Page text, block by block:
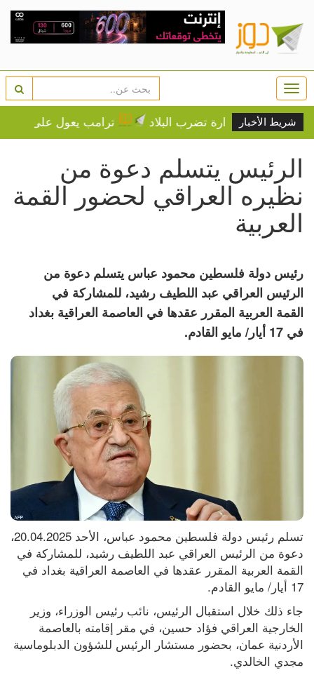
شريط الأخبار
الحرارة تضرب البلاد ترامب يعول على الضغوط
الرئيس يتسلم دعوة من
نظيره العراقي لحضور القمة
العربية
رئيس دولة فلسطين محمود عباس يتسلم دعوة من
الرئيس العراقي عبد اللطيف رشيد، للمشاركة في
القمة العربية المقرر عقدها في العاصمة العراقية بغداد
في 17 أيار/ مايو القادم.
17 أيار/ مايو القادم.
مجدي الخالدي.